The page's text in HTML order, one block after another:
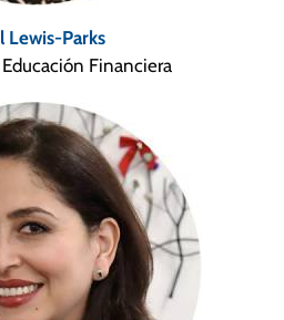
Lewis-Parks
Financiera